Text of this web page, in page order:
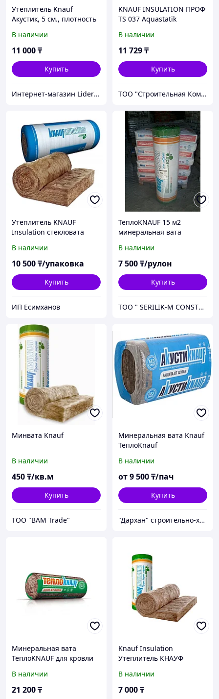
Утеплитель Knauf
Акустик, 5 см., плотность
В наличии
11 000₸
Купить
Интернет-магазин Lider_Stroy
KNAUF INSULATION ПРОФ
TS 037 Aquastatik
В наличии
11 729₸
Купить
ТОО "Строительная Компания Твой Дом"
Утеплитель KNAUF
Insulation стекловата
Минвата)
В наличии
10 500₸/упаковка
Купить
ИП Есимxанов
ТеплоKNAUF 15 м2
минеральная вата
В наличии
7 500₸/рулон
Купить
TOO " SERILIK-M CONSTRUCTION"
Минвата Knauf
В наличии
450₸/кв.м
Купить
ТОО "BAM Trade"
Минеральная вата Knauf
ТеплоKnauf
В наличии
от9 500₸/пач
Купить
"Дархан" строительно-хозяйственный магазин
Минеральная вата
ТеплоKNAUF для кровли
150*1220*5500мм
В наличии
21 200₸
Knauf Insulation
Утеплитель КНАУФ
TR 044
В наличии
7 000₸